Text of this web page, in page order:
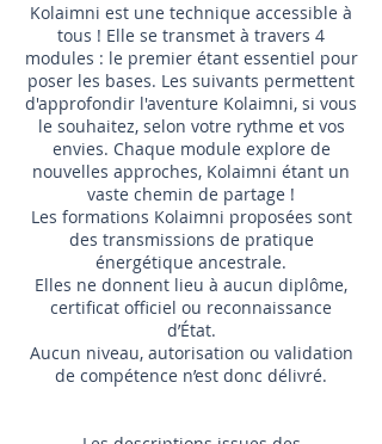
Kolaimni est une technique accessible à
tous ! Elle se transmet à travers 4
modules : le premier étant essentiel pour
poser les bases. Les suivants permettent
d'approfondir l'aventure Kolaimni, si vous
le souhaitez, selon votre rythme et vos
envies. Chaque module explore de
nouvelles approches, Kolaimni étant un
vaste chemin de partage !
Les formations Kolaimni proposées sont
des transmissions de pratique
énergétique ancestrale.
Elles ne donnent lieu à aucun diplôme,
certificat officiel ou reconnaissance
d’État.
Aucun niveau, autorisation ou validation
de compétence n’est donc délivré.